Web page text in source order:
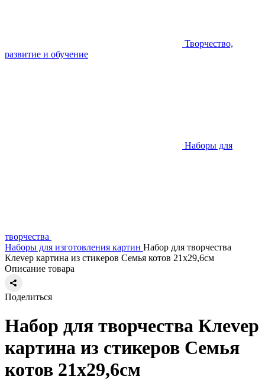
Творчество,
развитие и обучение
Наборы для
творчества
Наборы для изготовления картин Набор для творчества
Клеvер картина из стикеров Семья котов 21х29,6см
Описание товара
Поделиться
Набор для творчества Клеvер
картина из стикеров Семья
котов 21х29,6см